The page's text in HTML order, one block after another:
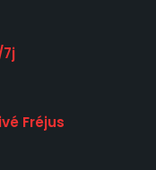
7j
Fréjus